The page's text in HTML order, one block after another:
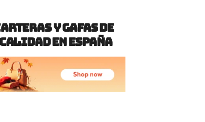
y Gafas de
en España